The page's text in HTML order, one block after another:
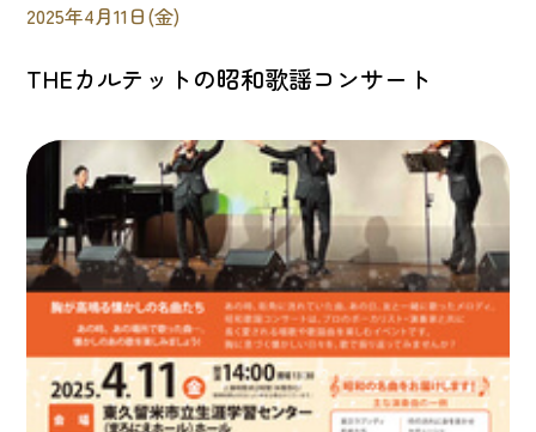
2025年4月11日(金)
THEカルテットの昭和歌謡コンサート